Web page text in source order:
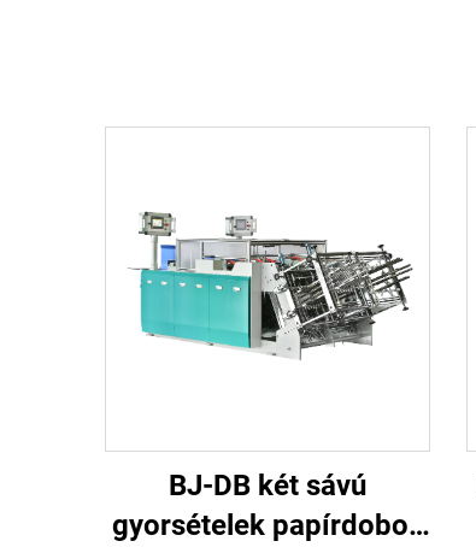
BJ-DB két sávú
gyorsételek papírdoboz